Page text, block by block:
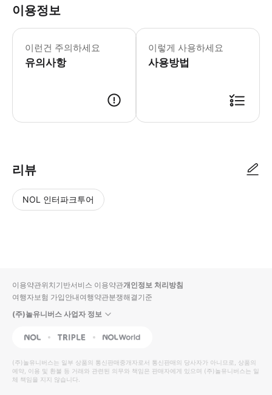
이용정보
이런건 주의하세요
유의사항
* 소요시간 : 120분-180분 (옵션에 따
이렇게 사용하세요
사용방법
리뷰
NOL 인터파크투어
입니
다.
높
은
순
동
영
상
순
상
이용약관위치기반서비스 이용약관개인정보 처리방침
여행자보험 가입안내여행약관분쟁해결기준
(주)놀유니버스 사업자 정보
NOL Triple Interpark Global
(주)놀유니버스는 일부 상품의 통신판매중개자로서 통신판매의 당사자가 아니므로, 상품의
예약, 이용 및 환불 등 거래와 관련된 의무와 책임은 판매자에게 있으며 (주)놀유니버스는 일
체 책임을 지지 않습니다.